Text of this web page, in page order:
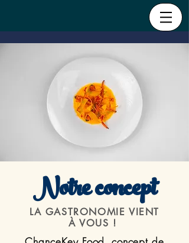
Notre concept
LA GASTRONOMIE VIENT
À VOUS !